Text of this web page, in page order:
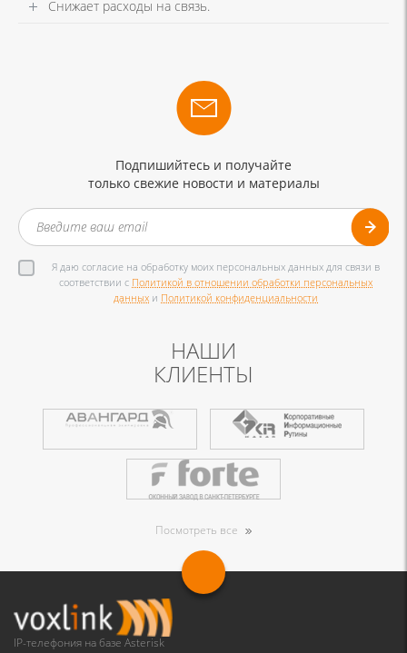
Снижает расходы на связь.
Подпишийтесь и получайте
только свежие новости и материалы
Я даю согласие на обработку моих персональных данных для связи в
соответствии с Политикой в отношении обработки персональных
данных и Политикой конфиденциальности
НАШИ
КЛИЕНТЫ
Посмотреть все
IP-телефония на базе Asterisk